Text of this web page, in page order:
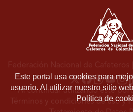
Este portal usa cookies para
usuario. Al utilizar nuestro sitio
Política de
Federación Nacional de Cafeteros
Al continuar utilizando este
Términos y condiciones de usoy